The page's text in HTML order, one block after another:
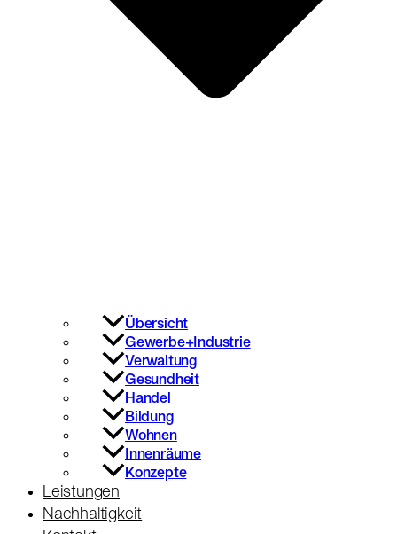
Übersicht
Gewerbe+Industrie
Verwaltung
Gesundheit
Handel
Bildung
Wohnen
Innenräume
Konzepte
Leistungen
Nachhaltigkeit